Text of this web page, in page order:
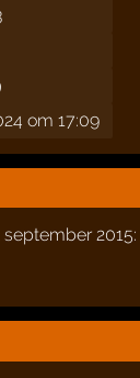
om 17:09
2015: